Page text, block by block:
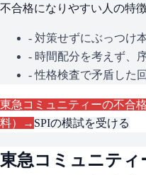
不合格になりやすい人の特
- 対策せずにぶっつけ
- 時間配分を考えず、
- 性格検査で矛盾した
東急コミュニティーの不合
料）→ SPIの模試を受ける
東急コミュニティ